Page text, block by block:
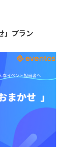
」プラン